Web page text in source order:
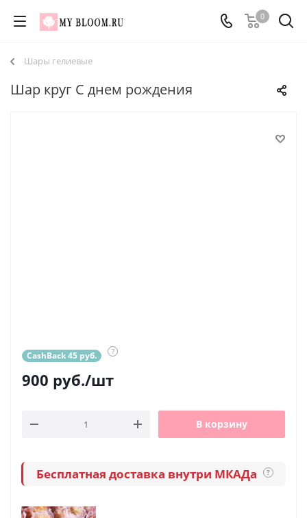
0
Шары гелиевые
Шар круг С днем рождения
CashBack 45 руб. ?
900 руб./шт
В корзину
Бесплатная доставка внутри МКАДа ?